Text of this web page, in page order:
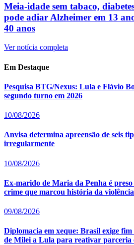
Meia-idade sem tabaco,
pode adiar Alzheimer em 13
40 anos
Ver notícia completa
Em Destaque
Pesquisa BTG/Nexus: Lula e Flávio
segundo turno em 2026
10/08/2026
Anvisa determina apreensão de seis
irregularmente
10/08/2026
Ex-marido de Maria da Penha é
crime que marcou história da
09/08/2026
Diplomacia em xeque: Brasil exige fim
de Milei a Lula para reativar parceria